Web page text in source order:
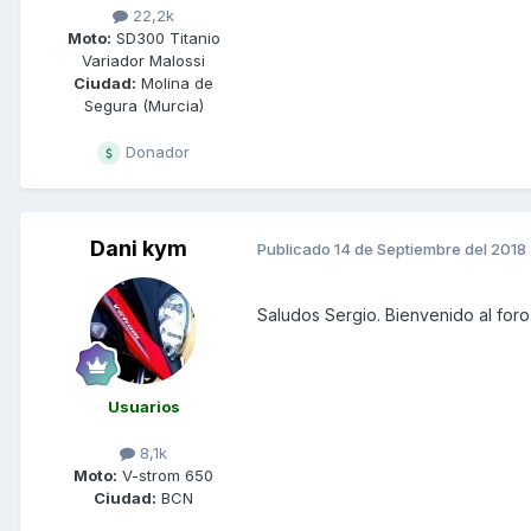
22,2k
Moto: SD300 Titanio
Variador Malossi
Ciudad: Molina de
Segura (Murcia)
Donador
Dani kym
Usuarios
8,1k
Moto: V-strom 650
Ciudad: BCN
Publicado 14 de Septiembre del 2018
Saludos Sergio. Bienvenido al